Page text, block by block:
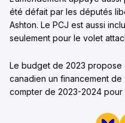
été défait par les députés
Ashton. Le PCJ est aussi
seulement pour le volet
Le budget de 2023 propose
canadien un financement
compter de 2023-2024 pour